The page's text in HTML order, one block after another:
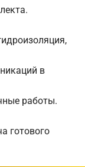
в
работы.
готового